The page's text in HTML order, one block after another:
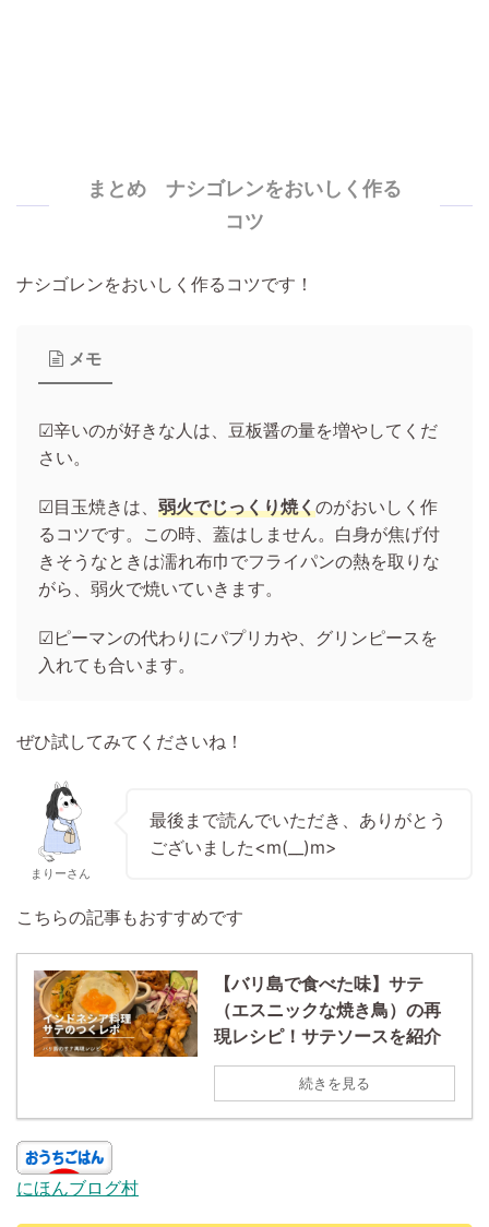
まとめ ナシゴレンをおいしく作る
コツ
ナシゴレンをおいしく作るコツです！
メモ
☑辛いのが好きな人は、豆板醤の量を増やしてくだ
さい。
☑目玉焼きは、 弱火でじっくり焼くのがおいしく作
るコツです。この時、蓋はしません。白身が焦げ付
きそうなときは濡れ布巾でフライパンの熱を取りな
がら、弱火で焼いていきます。
☑ピーマンの代わりにパプリカや、グリンピースを
入れても合います。
ぜひ試してみてくださいね！
まりーさん
最後まで読んでいただき、ありがとう
ございました<m(__)m>
こちらの記事もおすすめです
【バリ島で食べた味】サテ
（エスニックな焼き鳥）の再
現レシピ！サテソースを紹介
続きを見る
にほんブログ村